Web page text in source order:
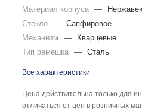
Материал корпуса —
Стекло — Сапфировое
Механизм
—
Кварцевые
Тип ремешка — Сталь
Все характеристики
Цена действительна только для
отличаться от цен в розничных